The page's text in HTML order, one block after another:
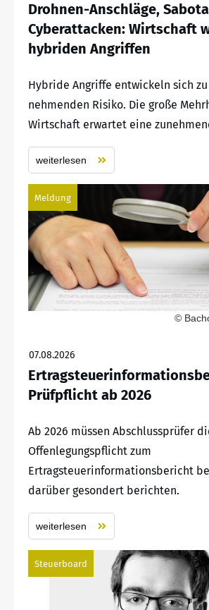
Drohnen-Anschläge,
Cyberattacken: Wirtschaft
hybriden Angriffen
Hybride Angriffe entwickeln sich
nehmenden Risiko. Die große
Wirtschaft erwartet eine
weiterlesen
Meldung
©
07.08.2026
Prüfpflicht ab 2026
Ab 2026 müssen Abschlussprüfer
Offenlegungspflicht zum
Ertragsteuerinformationsbericht
darüber gesondert berichten.
weiterlesen
Steuerboard